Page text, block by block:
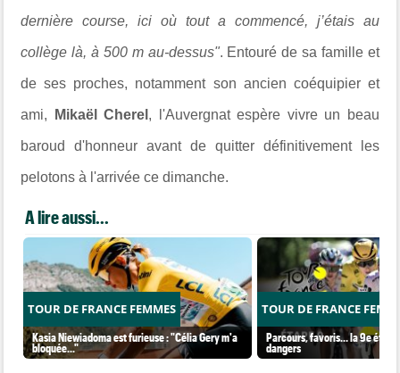
dernière course, ici où tout a commencé, j’étais au
collège là, à 500 m au-dessus". Entouré de sa famille et
de ses proches, notamment son ancien coéquipier et
ami, Mikaël Cherel , l'Auvergnat espère vivre un beau
baroud d'honneur avant de quitter définitivement les
pelotons à l'arrivée ce dimanche.
A lire aussi...
TOUR DE FRANCE FEMMES
Kasia Niewiadoma est furieuse : "Célia Gery m'a
bloquée..."
TOUR DE FRANCE
Parcours, favoris… la 9e étape
dangers